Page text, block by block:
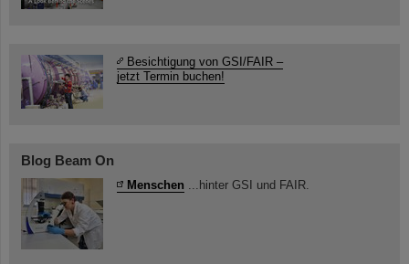
Besichtigung von GSI/FAIR –
jetzt Termin buchen!
Blog Beam On
Menschen ...hinter GSI und FAIR.